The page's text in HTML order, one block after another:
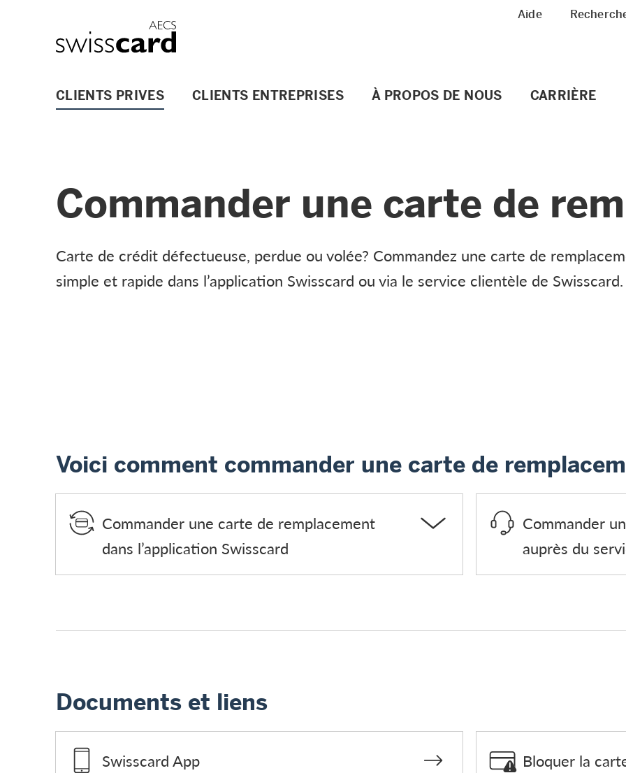
Aide
Navigation principale
CLIENTS PRIVES CLIENTS ENTREPRISES À PROPOS DE NOUS CARRIÈRE
Commander une carte de
Carte de crédit défectueuse, perdue ou volée? Commandez une carte de
simple et rapide dans l’application Swisscard ou via le service clientèle de Swisscard.
Voici comment commander une carte de
Commander une carte de remplacement
dans l’application Swisscard
Commander
auprès du
Documents et liens
Swisscard App Bloquer la